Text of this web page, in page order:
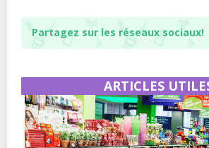
Partagez sur les réseaux sociaux!
ARTICLES